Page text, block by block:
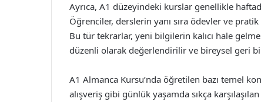
Ayrıca, A1 düzeyindeki kurslar genellikle
Öğrenciler, derslerin yanı sıra ödevler ve
Bu tür tekrarlar, yeni bilgilerin kalıcı hale
düzenli olarak değerlendirilir ve bireysel geri
A1 Almanca Kursu’nda öğretilen bazı temel
alışveriş gibi günlük yaşamda sıkça